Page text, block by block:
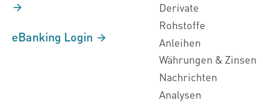
eBanking Login
Derivate
Rohstoffe
Anleihen
Währungen & Zinsen
Nachrichten
Analysen